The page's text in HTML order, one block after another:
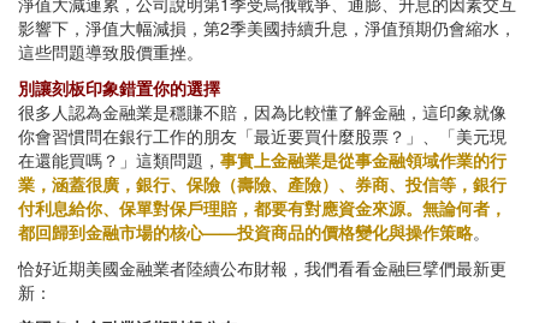
影響下，淨值大幅減損，第2季美國持續升息，淨值預期仍會縮水，
這些問題導致股價重挫。
別讓刻板印象錯置你的選擇
很多人認為金融業是穩賺不賠，因為比較懂了解金融，這印象就像
你會習慣問在銀行工作的朋友「最近要買什麼股票？」、「美元現
在還能買嗎？」這類問題， 事實上金融業是從事金融領域作業的行
業，涵蓋很廣，銀行、保險（壽險、產險）、券商、投信等，銀行
付利息給你、保單對保戶理賠，都要有對應資金來源。無論何者，
都回歸到金融市場的核心——投資商品的價格變化與操作策略。
恰好近期美國金融業者陸續公布財報，我們看看金融巨擘們最新更
新：